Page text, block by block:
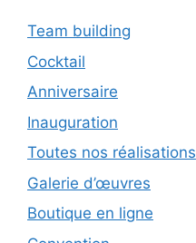
Team building
Cocktail
Anniversaire
Inauguration
Toutes nos réalisations
Galerie d’œuvres
Boutique en ligne